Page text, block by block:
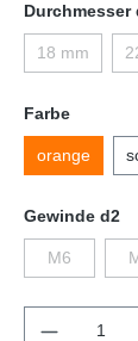
Durchmesser
18 mm
Farbe
orange
Gewinde d2
M6